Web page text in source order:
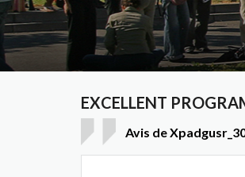
EXCELLENT
Avis de